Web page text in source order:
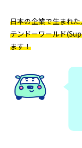
日清カップヌード
のか｜アラスカで見
日本の企業で生まれ
テンドーワールド
ます！